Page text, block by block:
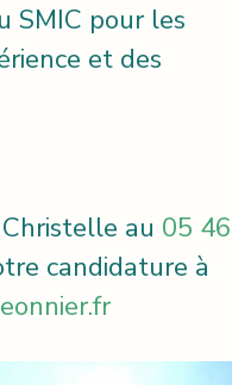
SMIC pour les
et des
au 05 46
candidature à